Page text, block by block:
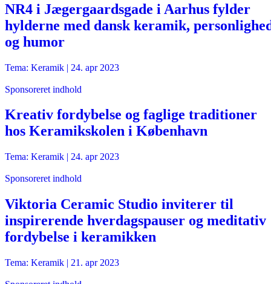
NR4 i Jægergaardsgade i Aarhus fylder
hylderne med dansk keramik,
og humor
Tema: Keramik | 24. apr 2023
Sponsoreret indhold
Kreativ fordybelse og faglige traditioner
hos Keramikskolen i København
Tema: Keramik | 24. apr 2023
Sponsoreret indhold
Viktoria Ceramic Studio inviterer til
inspirerende hverdagspauser og meditativ
fordybelse i keramikken
Tema: Keramik | 21. apr 2023